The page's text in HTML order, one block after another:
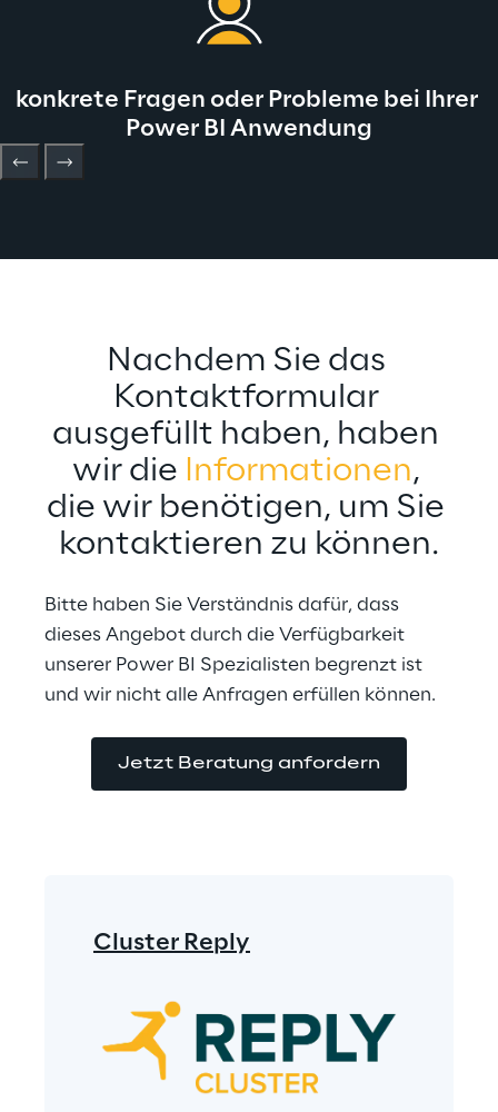
konkrete Fragen oder Probleme bei Ihrer
Power BI Anwendung
Nachdem Sie das
Kontaktformular
ausgefüllt haben, haben
wir die Informationen,
die wir benötigen, um Sie
kontaktieren zu können.
Bitte haben Sie Verständnis dafür, dass
dieses Angebot durch die Verfügbarkeit
unserer Power BI Spezialisten begrenzt ist
und wir nicht alle Anfragen erfüllen können.
Jetzt Beratung anfordern
Cluster Reply